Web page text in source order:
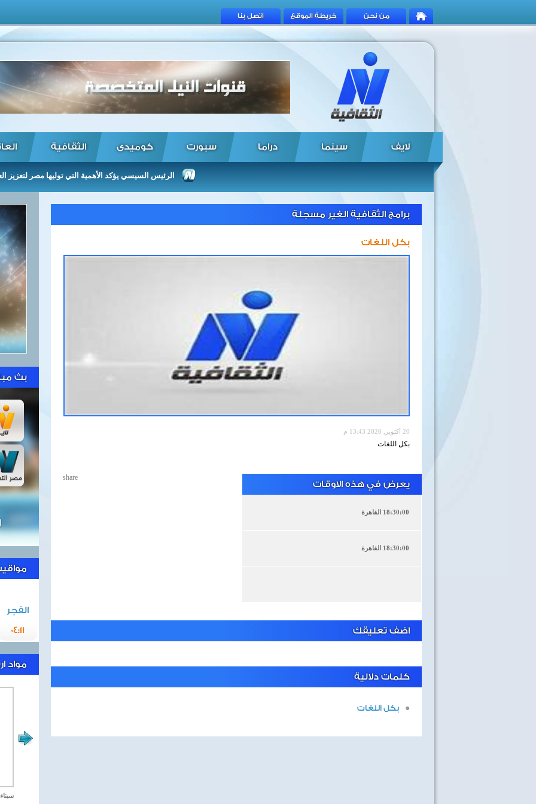
من نحن خريطة الموقع اتصل بنا
لايف سينما دراما سبورت كوميدى الثقافية
الرئيس السيسي يؤكد الأهمية التي توليها مصر لتعزيز
برامج الثقافية الغير مسجلة
بكل اللغات
20 أكتوبر, 2020 13:43 م
بكل اللغات
يعرض في هذه الاوقات
18:30:00 القاهرة
18:30:00 القاهرة
share
اضف تعليقك
كلمات دلالية
بكل اللغات
بث
الفجر
04:11
مواد
سيناء 2018 العملية